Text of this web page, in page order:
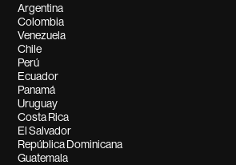
Argentina
Colombia
Venezuela
Chile
Perú
Ecuador
Panamá
Uruguay
Costa Rica
El Salvador
República Dominicana
Guatemala